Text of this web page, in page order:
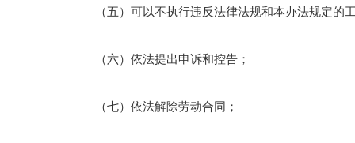
（五）可以不执行违反法律法规和本办法规定的
（六）依法提出申诉和控告；
（七）依法解除劳动合同；